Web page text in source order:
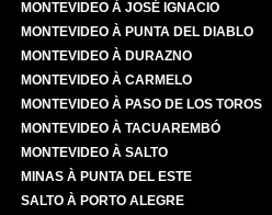
MONTEVIDEO À JOSÉ IGNACIO
MONTEVIDEO À PUNTA DEL DIABLO
MONTEVIDEO À DURAZNO
MONTEVIDEO À CARMELO
MONTEVIDEO À PASO DE LOS TOROS
MONTEVIDEO À TACUAREMBÓ
MONTEVIDEO À SALTO
MINAS À PUNTA DEL ESTE
SALTO À PORTO ALEGRE